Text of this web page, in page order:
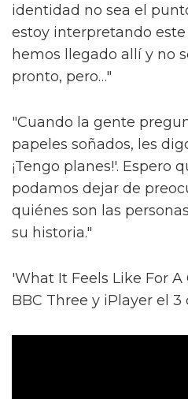
identidad no sea el
estoy interpretando este
hemos llegado allí y no
pronto, pero…"
"Cuando la gente
papeles soñados, les
¡Tengo planes!'. Espero
podamos dejar de
quiénes son las
su historia."
'What It Feels Like For
BBC Three y iPlayer el 3